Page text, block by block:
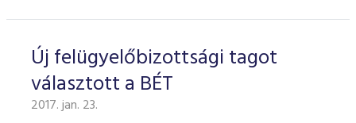
Új felügyelőbizottsági tagot
választott a BÉT
2017. jan. 23.